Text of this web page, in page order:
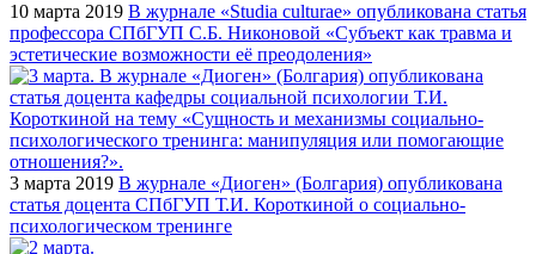
10 марта 2019 В журнале «Studia culturae» опубликована статья
профессора СПбГУП С.Б. Никоновой «Субъект как травма и
эстетические возможности её преодоления»
3 марта 2019 В журнале «Диоген» (Болгария) опубликована
статья доцента СПбГУП Т.И. Короткиной о социально-
психологическом тренинге